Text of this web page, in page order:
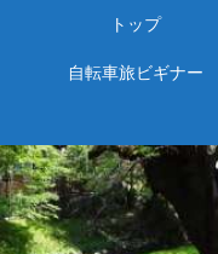
トップ
自転車旅ビギナー